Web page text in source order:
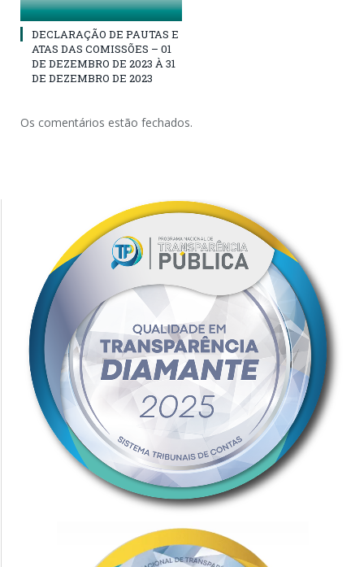
DECLARAÇÃO DE PAUTAS E
ATAS DAS COMISSÕES – 01
DE DEZEMBRO DE 2023 À 31
DE DEZEMBRO DE 2023
Os comentários estão fechados.